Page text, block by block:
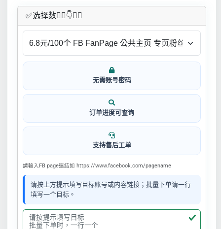
✅​选择数👇🏻​​👇👇🏻​​
无需账号密码
订单进度可查询
支持售后工单
請輸入FB page連結如 https://www.facebook.com/pagename
请按上方提示填写目标账号或内容链接；批量下单请一行
填写一个目标。